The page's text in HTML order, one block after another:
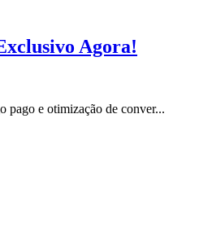
Agora!
pago e otimização de conver...